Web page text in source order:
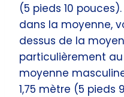
(5 pieds 10
dans la moyenne,
dessus de la
particulièrement
moyenne
1,75 mètre (5 pieds